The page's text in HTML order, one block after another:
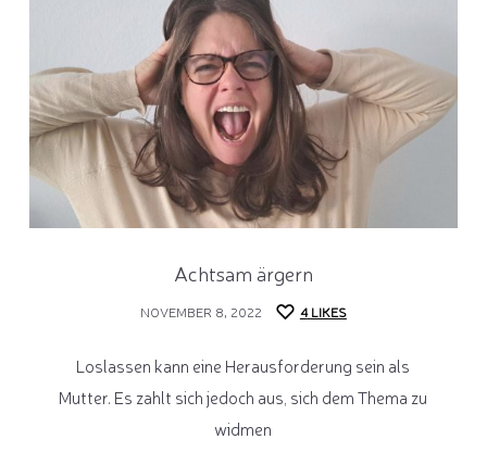
Achtsam ärgern
NOVEMBER 8, 2022 4 LIKES
Loslassen kann eine Herausforderung sein als
Mutter. Es zahlt sich jedoch aus, sich dem Thema zu
widmen